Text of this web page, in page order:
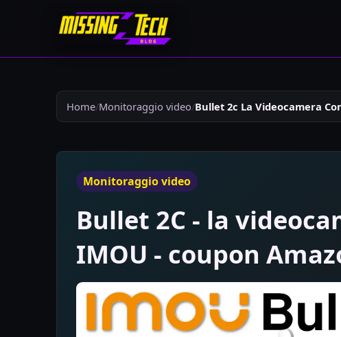
Home Monitoraggio video Bullet 2c La Videocamera
Monitoraggio video
Bullet 2C - la
IMOU - coupon